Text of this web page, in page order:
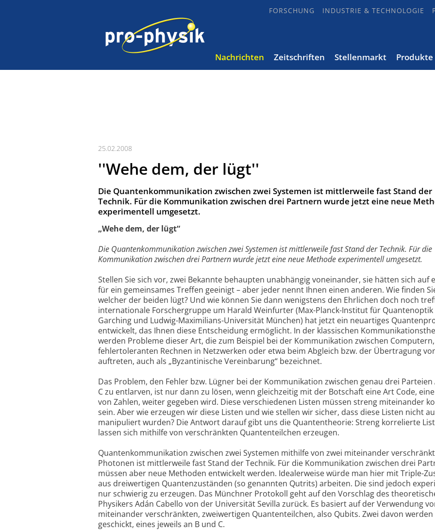
FORSCHUNG INDUSTRIE & TECHNOLOGIE
Nachrichten Zeitschriften Stellenmarkt Produkte
25.02.2008
''Wehe dem, der lügt''
Die Quantenkommunikation zwischen zwei Systemen ist mittlerweile fast Stand der
Technik. Für die Kommunikation zwischen drei Partnern wurde jetzt eine neue
experimentell umgesetzt.
„Wehe dem, der lügt“
Die Quantenkommunikation zwischen zwei Systemen ist mittlerweile fast Stand der Technik. Für die
Kommunikation zwischen drei Partnern wurde jetzt eine neue Methode experimentell umgesetzt.
Stellen Sie sich vor, zwei Bekannte behaupten unabhängig voneinander, sie hätten sich auf
für ein gemeinsames Treffen geeinigt – aber jeder nennt Ihnen einen anderen. Wie finden
welcher der beiden lügt? Und wie können Sie dann wenigstens den Ehrlichen doch noch
internationale Forschergruppe um Harald Weinfurter (Max-Planck-Institut für Quantenoptik
Garching und Ludwig-Maximilians-Universität München) hat jetzt ein neuartiges
entwickelt, das Ihnen diese Entscheidung ermöglicht. In der klassischen
werden Probleme dieser Art, die zum Beispiel bei der Kommunikation zwischen
fehlertoleranten Rechnen in Netzwerken oder etwa beim Abgleich bzw. der Übertragung
auftreten, auch als „Byzantinische Vereinbarung“ bezeichnet.
Das Problem, den Fehler bzw. Lügner bei der Kommunikation zwischen genau drei Parteien
C zu entlarven, ist nur dann zu lösen, wenn gleichzeitig mit der Botschaft eine Art Code,
von Zahlen, weiter gegeben wird. Diese verschiedenen Listen müssen streng miteinander
sein. Aber wie erzeugen wir diese Listen und wie stellen wir sicher, dass diese Listen nicht
manipuliert wurden? Die Antwort darauf gibt uns die Quantentheorie: Streng korrelierte
lassen sich mithilfe von verschränkten Quantenteilchen erzeugen.
Quantenkommunikation zwischen zwei Systemen mithilfe von zwei miteinander
Photonen ist mittlerweile fast Stand der Technik. Für die Kommunikation zwischen drei
müssen aber neue Methoden entwickelt werden. Idealerweise würde man hier mit Triple-
aus dreiwertigen Quantenzuständen (so genannten Qutrits) arbeiten. Die sind jedoch
nur schwierig zu erzeugen. Das Münchner Protokoll geht auf den Vorschlag des
Physikers Adán Cabello von der Universität Sevilla zurück. Es basiert auf der Verwendung
miteinander verschränkten, zweiwertigen Quantenteilchen, also Qubits. Zwei davon werden
geschickt, eines jeweils an B und C.